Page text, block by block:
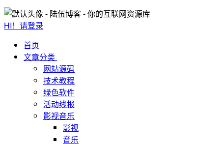
HI！请登录
首页
文章分类
网站源码
技术教程
绿色软件
活动线报
影视音乐
影视
音乐